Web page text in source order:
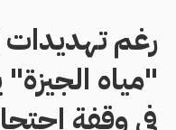
رغم
"مياه
في وقفة